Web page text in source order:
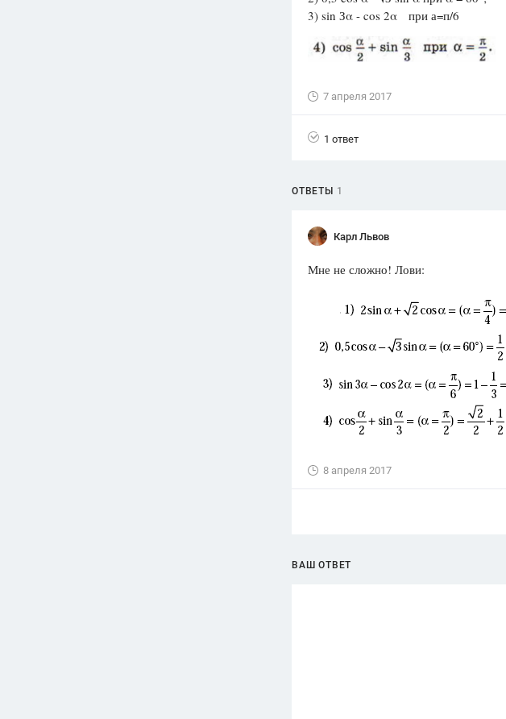
Вузы
ответа
1551 ответ
3) sin Зα - cos 2α при а=п/6
7 апреля 2017
1 ответ
ОТВЕТЫ 1
Карл Львов
Мне не сложно! Лови:
8 апреля 2017
ВАШ ОТВЕТ